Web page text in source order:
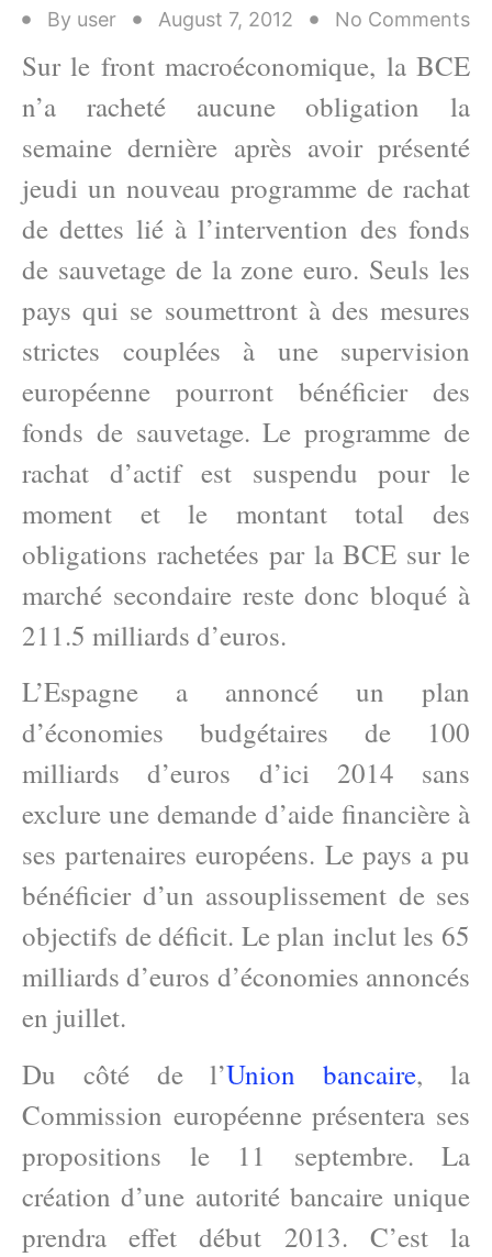
By user August 7, 2012 No Comments
Sur le front macroéconomique, la BCE
n’a racheté aucune obligation la
semaine dernière après avoir présenté
jeudi un nouveau programme de rachat
de dettes lié à l’intervention des fonds
de sauvetage de la zone euro. Seuls les
pays qui se soumettront à des mesures
strictes couplées à une supervision
européenne pourront bénéficier des
fonds de sauvetage. Le programme de
rachat d’actif est suspendu pour le
moment et le montant total des
obligations rachetées par la BCE sur le
marché secondaire reste donc bloqué à
211.5 milliards d’euros.
L’Espagne a annoncé un plan
d’économies budgétaires de 100
milliards d’euros d’ici 2014 sans
exclure une demande d’aide financière à
ses partenaires européens. Le pays a pu
bénéficier d’un assouplissement de ses
objectifs de déficit. Le plan inclut les 65
milliards d’euros d’économies annoncés
en juillet.
Du côté de l’Union bancaire, la
Commission européenne présentera ses
propositions le 11 septembre. La
création d’une autorité bancaire unique
prendra effet début 2013. C’est la